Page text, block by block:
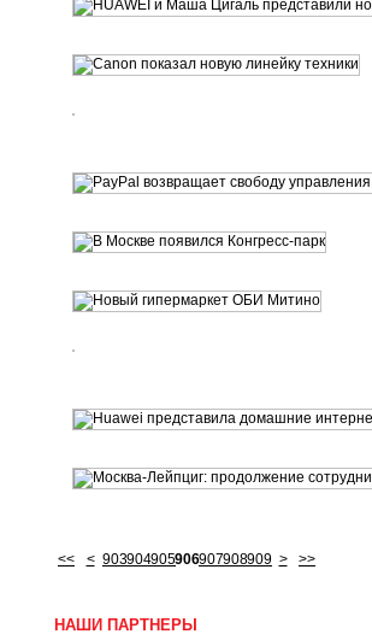
<< < 903904905906907908909 > >>
НАШИ ПАРТНЕРЫ